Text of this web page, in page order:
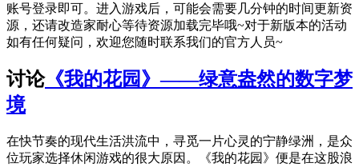
账号登录即可。进入游戏后，可能会需要几分钟的时间更新资
源，还请改造家耐心等待资源加载完毕哦~对于新版本的活动
如有任何疑问，欢迎您随时联系我们的官方人员~
讨论《我的花园》——绿意盎然的数字梦
境
在快节奏的现代生活洪流中，寻觅一片心灵的宁静绿洲，是众
位玩家选择休闲游戏的很大原因。《我的花园》便是在这股浪